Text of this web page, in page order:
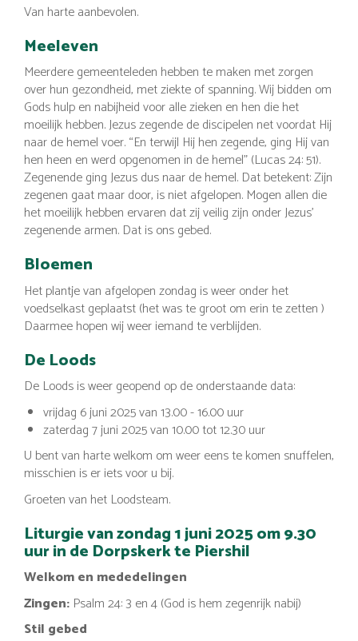
Van harte aanbevolen.
Meeleven
Meerdere gemeenteleden hebben te maken met zorgen
over hun gezondheid, met ziekte of spanning. Wij bidden om
Gods hulp en nabijheid voor alle zieken en hen die het
moeilijk hebben. Jezus zegende de discipelen net voordat Hij
naar de hemel voer. “En terwijl Hij hen zegende, ging Hij van
hen heen en werd opgenomen in de hemel” (Lucas 24: 51).
Zegenende ging Jezus dus naar de hemel. Dat betekent: Zijn
zegenen gaat maar door, is niet afgelopen. Mogen allen die
het moeilijk hebben ervaren dat zij veilig zijn onder Jezus’
zegenende armen. Dat is ons gebed.
Bloemen
Het plantje van afgelopen zondag is weer onder het
voedselkast geplaatst (het was te groot om erin te zetten )
Daarmee hopen wij weer iemand te verblijden.
De Loods
De Loods is weer geopend op de onderstaande data:
vrijdag 6 juni 2025 van 13.00 - 16.00 uur
zaterdag 7 juni 2025 van 10.00 tot 12.30 uur
U bent van harte welkom om weer eens te komen snuffelen,
misschien is er iets voor u bij.
Groeten van het Loodsteam.
Liturgie van zondag 1 juni 2025 om 9.30
uur in de Dorpskerk te Piershil
Welkom en mededelingen
Zingen: Psalm 24: 3 en 4 (God is hem zegenrijk nabij)
Stil gebed